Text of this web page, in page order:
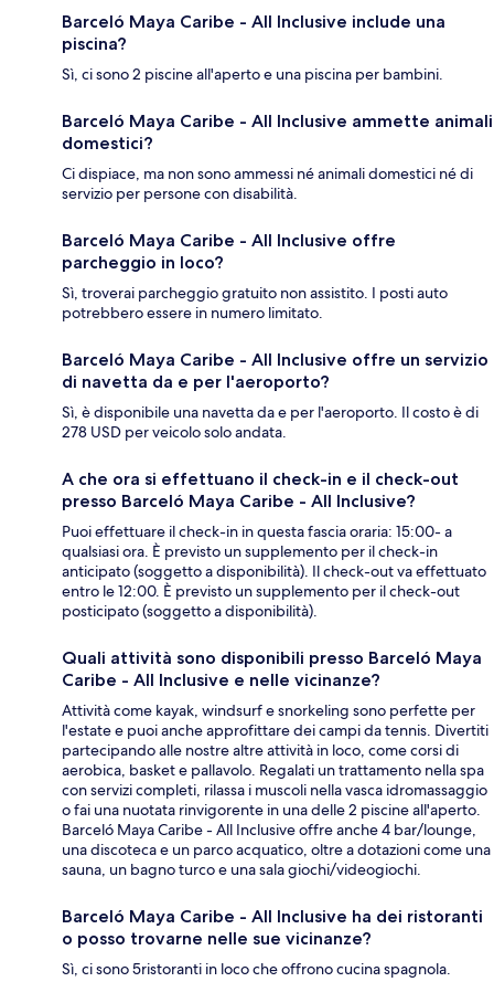
Barceló Maya Caribe - All Inclusive include una
piscina?
Sì, ci sono 2 piscine all'aperto e una piscina per bambini.
Barceló Maya Caribe - All Inclusive ammette animali
domestici?
Ci dispiace, ma non sono ammessi né animali domestici né di
servizio per persone con disabilità.
Barceló Maya Caribe - All Inclusive offre
parcheggio in loco?
Sì, troverai parcheggio gratuito non assistito. I posti auto
potrebbero essere in numero limitato.
Barceló Maya Caribe - All Inclusive offre un servizio
di navetta da e per l'aeroporto?
Sì, è disponibile una navetta da e per l'aeroporto. Il costo è di
278 USD per veicolo solo andata.
A che ora si effettuano il check-in e il check-out
presso Barceló Maya Caribe - All Inclusive?
Puoi effettuare il check-in in questa fascia oraria: 15:00- a
qualsiasi ora. È previsto un supplemento per il check-in
anticipato (soggetto a disponibilità). Il check-out va effettuato
entro le 12:00. È previsto un supplemento per il check-out
posticipato (soggetto a disponibilità).
Quali attività sono disponibili presso Barceló Maya
Caribe - All Inclusive e nelle vicinanze?
Attività come kayak, windsurf e snorkeling sono perfette per
l'estate e puoi anche approfittare dei campi da tennis. Divertiti
partecipando alle nostre altre attività in loco, come corsi di
aerobica, basket e pallavolo. Regalati un trattamento nella spa
con servizi completi, rilassa i muscoli nella vasca idromassaggio
o fai una nuotata rinvigorente in una delle 2 piscine all'aperto.
Barceló Maya Caribe - All Inclusive offre anche 4 bar/lounge,
una discoteca e un parco acquatico, oltre a dotazioni come una
sauna, un bagno turco e una sala giochi/videogiochi.
Barceló Maya Caribe - All Inclusive ha dei ristoranti
o posso trovarne nelle sue vicinanze?
Sì, ci sono 5ristoranti in loco che offrono cucina spagnola.